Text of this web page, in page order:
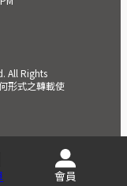
All Rights
形式之轉載使
會員